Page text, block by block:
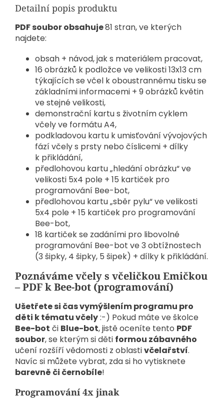
Detailní popis produktu
PDF soubor obsahuje81 stran, ve kterých
najdete:
obsah + návod, jak s materiálem pracovat,
16 obrázků k podložce ve velikosti 13x13 cm
týkajících se včel k oboustrannému tisku se
základními informacemi + 9 obrázků květin
ve stejné velikosti,
demonstrační kartu s životním cyklem
včely ve formátu A4,
podkladovou kartu k umisťování vývojových
fází včely s prsty nebo číslicemi + dílky
k přikládání,
předlohovou kartu „hledání obrázku“ ve
velikosti 5x4 pole + 15 kartiček pro
programování Bee-bot,
předlohovou kartu „sběr pylu“ ve velikosti
5x4 pole + 15 kartiček pro programování
Bee-bot,
18 kartiček se zadáními pro libovolné
programování Bee-bot ve 3 obtížnostech
(3 šipky, 4 šipky, 5 šipek) + dílky k přikládání.
Poznáváme včely s včeličkou Emičkou
– PDF k Bee-bot (programování)
Ušetřete si čas vymýšlením programu pro
děti k tématu včely:-) Pokud máte ve školce
Bee-bot či Blue-bot, jistě oceníte tento PDF
soubor, se kterým si děti formou zábavného
učení rozšíří vědomosti z oblastivčelařství.
Navíc si můžete vybrat, zda si ho vytisknete
barevně či černobíle!
Programování 4x jinak